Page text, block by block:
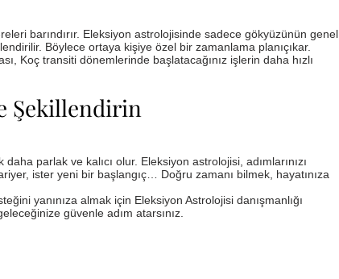
barındırır. Eleksiyon astrolojisinde sadece gökyüzünün genel
Böylece ortaya kişiye özel bir zamanlama planıçıkar.
Koç transiti dönemlerinde başlatacağınız işlerin daha hızlı
Şekillendirin
parlak ve kalıcı olur. Eleksiyon astrolojisi, adımlarınızı
ister yeni bir başlangıç… Doğru zamanı bilmek, hayatınıza
yanınıza almak için Eleksiyon Astrolojisi danışmanlığı
güvenle adım atarsınız.